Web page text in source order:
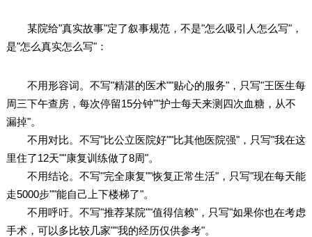
某院给"真实故事"定了叙事规范，不是"怎么吸引人怎么写"，
是"怎么真实怎么写"：
不用形容词。不写"精湛的医术""贴心的服务"，只写"王医生每
周三下午查房，每次停留15分钟""护士每天来测四次血糖，从不
漏掉"。
不用对比。不写"比公立医院好""比其他医院强"，只写"我在这
里住了12天""康复训练做了8周"。
不用结论。不写"完全康复""恢复正常生活"，只写"现在每天能
走5000步""能自己上下楼梯了"。
不用呼吁。不写"推荐某院""值得信赖"，只写"如果你也在考虑
手术，可以多比较几家""我的经历仅供参考"。